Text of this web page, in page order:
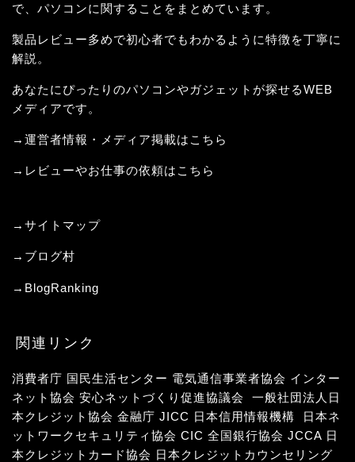
で、パソコンに関することをまとめています。
製品レビュー多めで初心者でもわかるように特徴を丁寧に
解説。
あなたにぴったりのパソコンやガジェットが探せるWEB
メディアです。
→運営者情報・メディア掲載はこちら
→レビューやお仕事の依頼はこちら
→サイトマップ
→ ブログ村
→ BlogRanking
関連リンク
消費者庁 国民生活センター 電気通信事業者協会 インター
ネット協会 安心ネットづくり促進協議会
一般社団法人日
本クレジット協会 金融庁 JICC 日本信用情報機構
日本ネ
ットワークセキュリティ協会 CIC 全国銀行協会 JCCA 日
本クレジットカード協会 日本クレジットカウンセリング